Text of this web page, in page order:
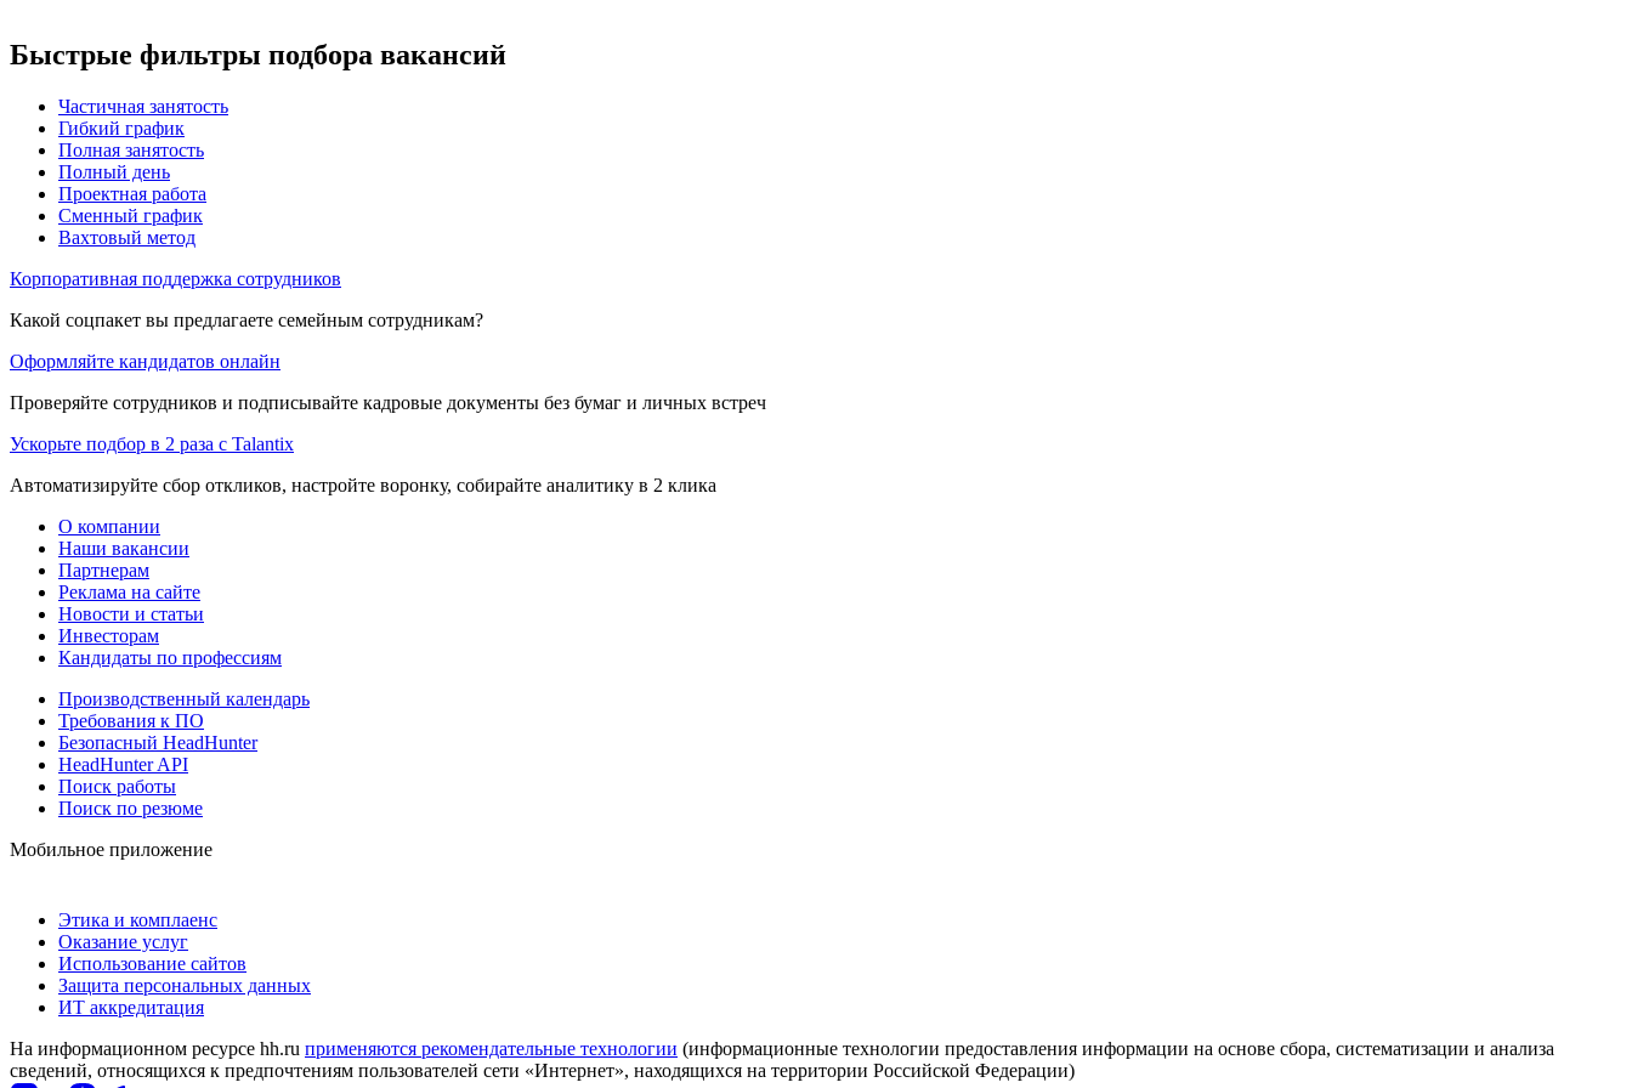
Быстрые фильтры подбора вакансий
Частичная занятость
Гибкий график
Полная занятость
Полный день
Проектная работа
Сменный график
Вахтовый метод
Корпоративная поддержка сотрудников
Какой соцпакет вы предлагаете семейным сотрудникам?
Оформляйте кандидатов онлайн
Проверяйте сотрудников и подписывайте кадровые документы без бумаг и личных встреч
Ускорьте подбор в 2 раза с Talantix
Автоматизируйте сбор откликов, настройте воронку, собирайте аналитику в 2 клика
О компании
Наши вакансии
Партнерам
Реклама на сайте
Новости и статьи
Инвесторам
Кандидаты по профессиям
Производственный календарь
Требования к ПО
Безопасный HeadHunter
HeadHunter API
Поиск работы
Поиск по резюме
Мобильное приложение
Этика и комплаенс
Оказание услуг
Использование сайтов
Защита персональных данных
ИТ аккредитация
На информационном ресурсе hh.ru применяются рекомендательные технологии (информационные технологии предоставления информации на основе сбора, систематизации и анализа
сведений, относящихся к предпочтениям пользователей сети «Интернет», находящихся на территории Российской Федерации)